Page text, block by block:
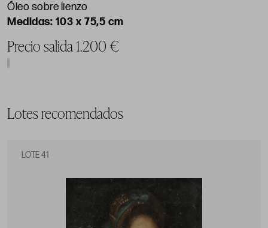
Óleo sobre lienzo
103 x 75,5 cm
Precio salida 1.200 €
Lotes recomendados
LOTE 41